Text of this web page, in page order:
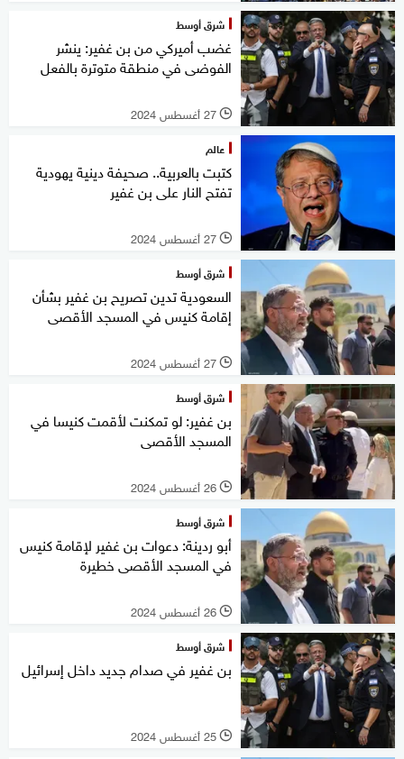
شرق أوسط
غضب أميركي من بن غفير: ينشر
الفوضى في منطقة متوترة بالفعل
l 27 أغسطس 2024
عالم
كتبت بالعربية.. صحيفة دينية يهودية
تفتح النار على بن غفير
l 27 أغسطس 2024
شرق أوسط
السعودية تدين تصريح بن غفير بشأن
إقامة كنيس في المسجد الأقصى
l 27 أغسطس 2024
شرق أوسط
بن غفير: لو تمكنت لأقمت كنيسا في
المسجد الأقصى
l 26 أغسطس 2024
شرق أوسط
أبو ردينة: دعوات بن غفير لإقامة كنيس
في المسجد الأقصى خطيرة
l 26 أغسطس 2024
شرق أوسط
بن غفير في صدام جديد داخل إسرائيل
l 25 أغسطس 2024